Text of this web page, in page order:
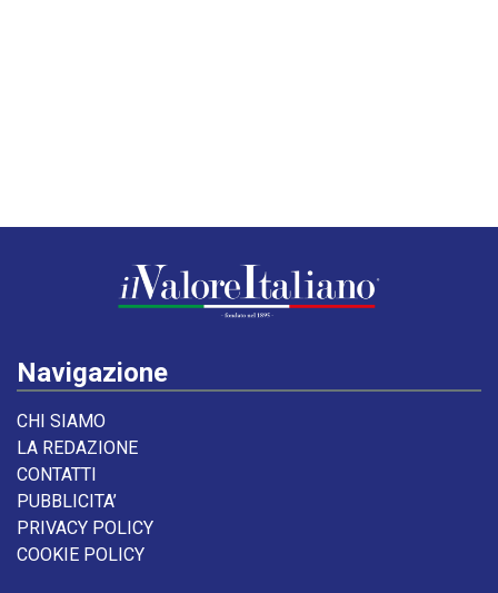
Navigazione
CHI SIAMO
LA REDAZIONE
CONTATTI
PUBBLICITA’
PRIVACY POLICY
COOKIE POLICY